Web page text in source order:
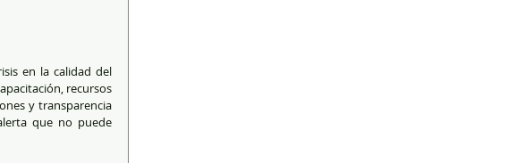
en la calidad del
recursos
y transparencia
que no puede